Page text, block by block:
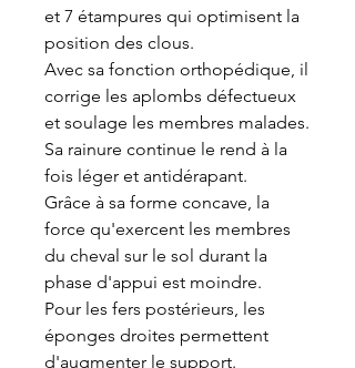
et 7 étampures qui optimisent la
position des clous.
Avec sa fonction orthopédique, il
corrige les aplombs défectueux
et soulage les membres malades.
Sa rainure continue le rend à la
fois léger et antidérapant.
Grâce à sa forme concave, la
force qu'exercent les membres
du cheval sur le sol durant la
phase d'appui est moindre.
Pour les fers postérieurs, les
éponges droites permettent
d'augmenter le support.